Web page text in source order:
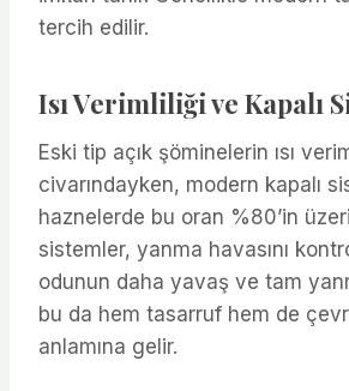
tercih edilir.
Isı Verimliliği ve Kapalı
Eski tip açık şöminelerin ısı
civarındayken, modern kapalı
haznelerde bu oran %80’in
sistemler, yanma havasını
odunun daha yavaş ve tam
bu da hem tasarruf hem de
anlamına gelir.